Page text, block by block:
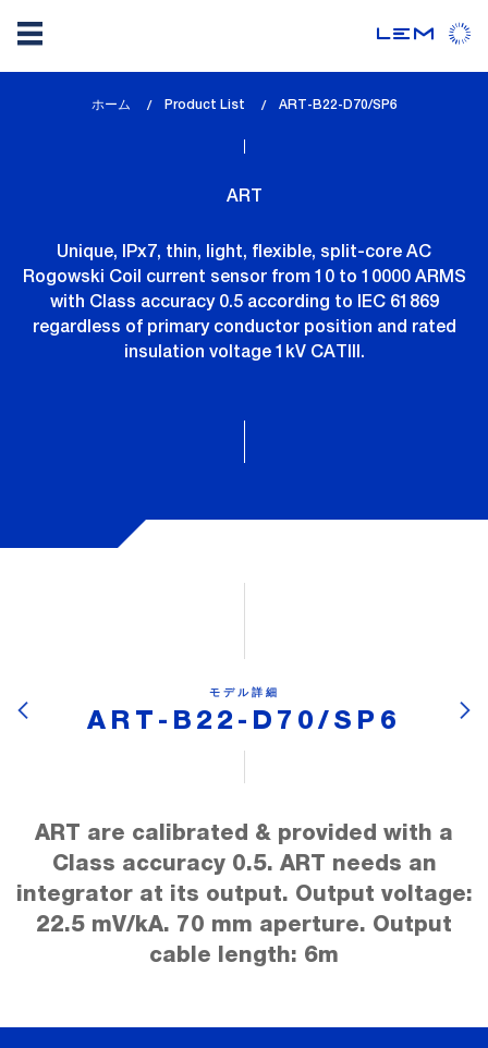
ホーム Product List
lem_current_page
ART-B22-D70/SP6
ART
Unique, IPx7, thin, light, flexible, split-core AC
Rogowski Coil current sensor from 10 to 10000 ARMS
with Class accuracy 0.5 according to IEC 61869
regardless of primary conductor position and rated
insulation voltage 1kV CATIII.
モデル詳細
ART-B22-D70/SP6
ART are calibrated & provided with a
Class accuracy 0.5. ART needs an
integrator at its output. Output voltage:
22.5 mV/kA. 70 mm aperture. Output
cable length: 6m